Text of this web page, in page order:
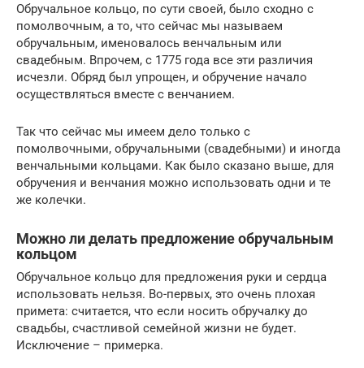
Обручальное кольцо, по сути своей, было сходно с
помолвочным, а то, что сейчас мы называем
обручальным, именовалось венчальным или
свадебным. Впрочем, с 1775 года все эти различия
исчезли. Обряд был упрощен, и обручение начало
осуществляться вместе с венчанием.
Так что сейчас мы имеем дело только с
помолвочными, обручальными (свадебными) и иногда
венчальными кольцами. Как было сказано выше, для
обручения и венчания можно использовать одни и те
же колечки.
Можно ли делать предложение обручальным
кольцом
Обручальное кольцо для предложения руки и сердца
использовать нельзя. Во-первых, это очень плохая
примета: считается, что если носить обручалку до
свадьбы, счастливой семейной жизни не будет.
Исключение – примерка.